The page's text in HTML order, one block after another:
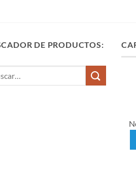
DE PRODUCTOS: